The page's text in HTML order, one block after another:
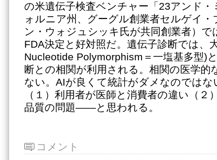
の米遺伝子検査ベンチャー「23アンド・
ォルニア州、グーグル創業者セルゲイ
ン・ウォジュシッキ氏が共同創業者）で
FDA決定と好対照だ。遺伝子診断では、
Nucleotide Polymorphism＝一塩基多型)
断との相関が利用される。相関の医学的
ない。AIが良くて統計がダメなのでは
（１）利用者が医師と消費者の違い（２
品質の問題――と思われる。
コメント